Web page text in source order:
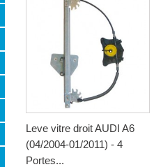
Leve vitre droit AUDI A6
(04/2004-01/2011) - 4
Portes...